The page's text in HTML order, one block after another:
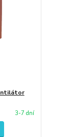
3-7 dní